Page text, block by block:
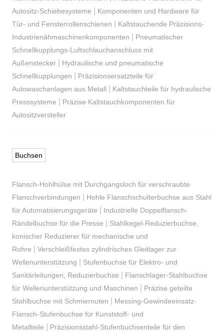
Autositz-Schiebesysteme
Komponenten und Hardware für
Tür- und Fensterrollenschienen
Kaltstauchende Präzisions-
Industrienähmaschinenkomponenten
Pneumatischer
Schnellkupplungs-Luftschlauchanschluss mit
Außenstecker| Hydraulische und pneumatische
Schnellkupplungen
Präzisionsersatzteile für
Autowaschanlagen aus Metall
Kaltstauchteile für hydraulische
Presssysteme
Präzise Kaltstauchkomponenten für
Autositzversteller
Buchsen
Flansch-Hohlhülse mit Durchgangsloch für verschraubte
Flanschverbindungen
Hohle Flanschschulterbuchse aus Stahl
für Automatisierungsgeräte
Industrielle Doppelflansch-
Rändelbuchse für die Presse
Stahlkegel-Reduzierbuchse,
konischer Reduzierer für mechanische und
Rohre
Verschleißfestes zylindrisches Gleitlager zur
Wellenunterstützung
Stufenbuchse für Elektro- und
Sanitärleitungen, Reduzierbuchse
Flanschlager-Stahlbuchse
für Wellenunterstützung und Maschinen
Präzise geteilte
Stahlbuchse mit Schmiernuten
Messing-Gewindeeinsatz-
Flansch-Stufenbuchse für Kunststoff- und
Metallteile
Präzisionsstahl-Stufenbuchsenteile für den